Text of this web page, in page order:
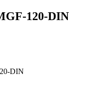
120-DIN
DIN